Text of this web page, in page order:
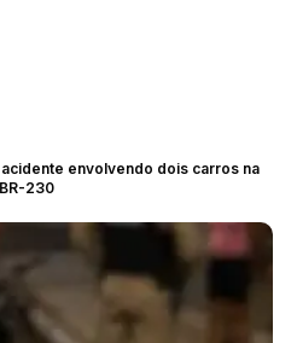
envolvendo dois carros na
BR-230